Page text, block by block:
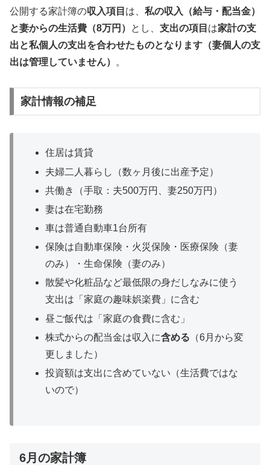
公開する家計簿の収入項目 は、 私の収入（給与・配当金）
と妻からの生活費（8万円）
とし、 支出の項目 は家計の支
出と私個人の支出を合わせたものとなります（妻個人の支
出は管理していません）
。
家計情報の補足
住居は賃貸
夫婦二人暮らし（数ヶ月後に出産予定）
共働き（手取：夫500万円、妻250万円）
妻は在宅勤務
車は普通自動車1台所有
保険は自動車保険・火災保険・医療保険（妻
のみ）・生命保険（妻のみ）
散髪や化粧品など最低限の身だしなみに使う
支出は「家庭の趣味娯楽費」に含む
昼ご飯代は「家庭の食費に含む」
株式からの配当金は収入に含める （6月から変
更しました）
投資額は支出に含めていない（生活費ではな
いので）
6月の家計簿